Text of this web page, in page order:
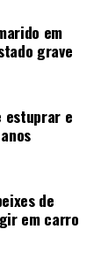
em
grave
estuprar e
de
em carro